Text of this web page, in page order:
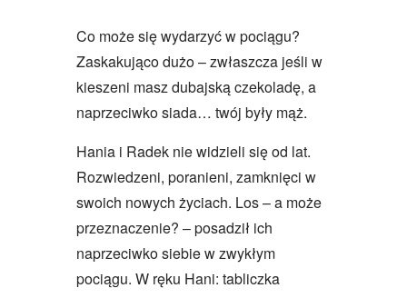
Co może się wydarzyć w pociągu?
Zaskakująco dużo – zwłaszcza jeśli w
kieszeni masz dubajską czekoladę, a
naprzeciwko siada… twój były mąż.
Hania i Radek nie widzieli się od lat.
Rozwiedzeni, poranieni, zamknięci w
swoich nowych życiach. Los – a może
przeznaczenie? – posadził ich
naprzeciwko siebie w zwykłym
pociągu. W ręku Hani: tabliczka